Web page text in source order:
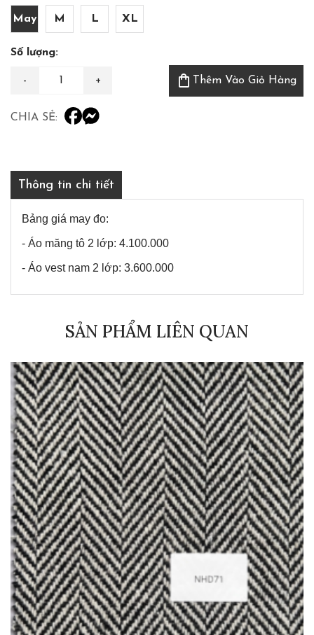
May M L XL
Số lượng:
shopping_bag Thêm Vào Giỏ Hàng
CHIA SẺ:
Thông tin chi tiết
Bảng giá may đo:
- Áo măng tô 2 lớp: 4.100.000
- Áo vest nam 2 lớp: 3.600.000
SẢN PHẨM LIÊN QUAN